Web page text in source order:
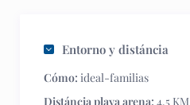
Entorno y distáncia
Cómo: ideal-familias
Distáncia playa arena: 4.5 KM